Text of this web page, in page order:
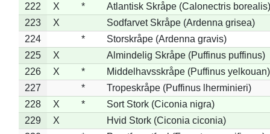
222
X *
Atlantisk Skråpe (Calonectris borealis)
223
X
Sodfarvet Skråpe (Ardenna grisea)
224
*
Storskråpe (Ardenna gravis)
225
X
Almindelig Skråpe (Puffinus puffinus)
226
X *
Middelhavsskråpe (Puffinus yelkouan)
227
*
Tropeskråpe (Puffinus lherminieri)
228
X *
Sort Stork (Ciconia nigra)
229
X
Hvid Stork (Ciconia ciconia)